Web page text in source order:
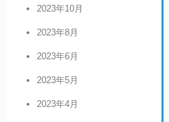
2023年10月
2023年8月
2023年6月
2023年5月
2023年4月